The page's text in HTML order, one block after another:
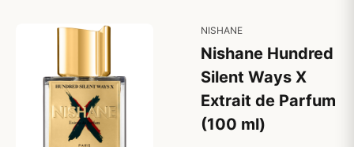
NISHANE
Nishane Hundred
Silent Ways X
Extrait de Parfum
(100 ml)